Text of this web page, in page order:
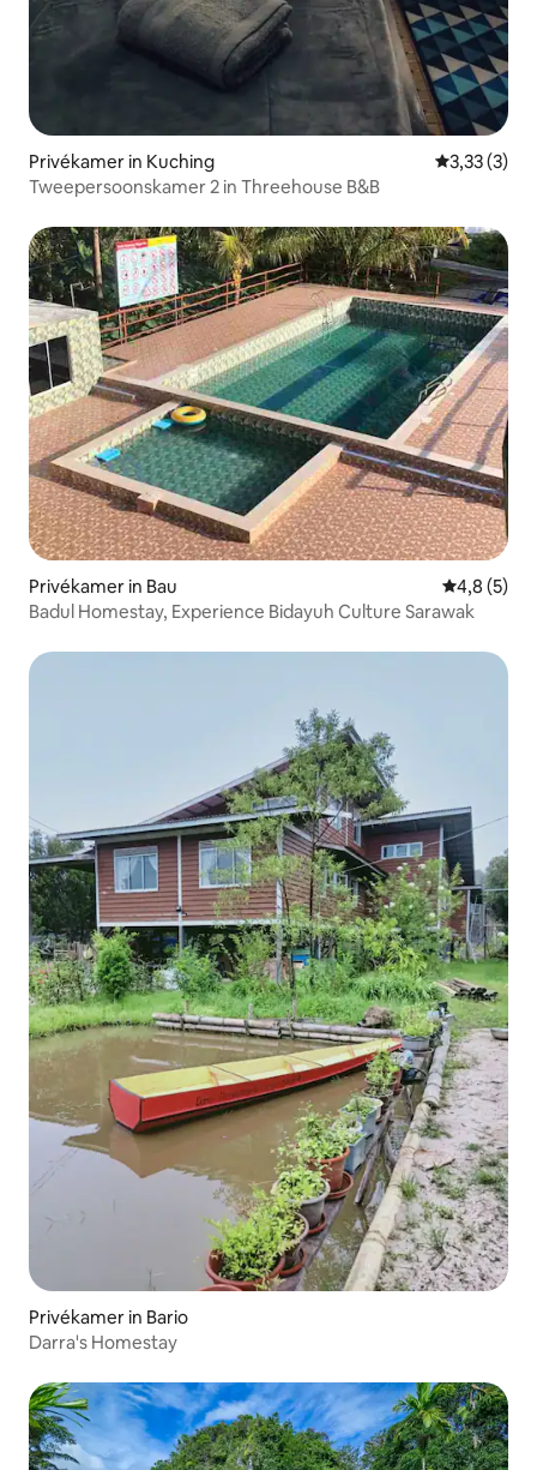
Privékamer in Kuching
3,33 (3)
Tweepersoonskamer 2 in Threehouse B&B
Privékamer in Bau
4,8 (5)
Badul Homestay, Experience Bidayuh Culture Sarawak
Privékamer in Bario
Darra's Homestay